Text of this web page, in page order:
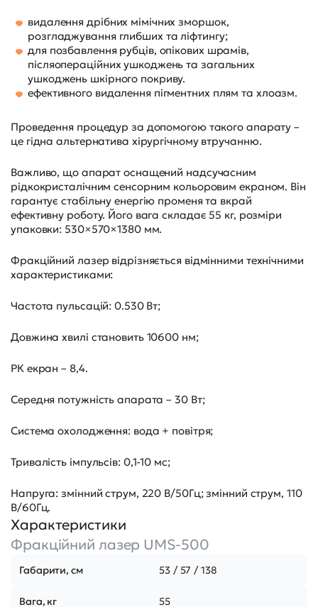
видалення дрібних мімічних зморшок,
розгладжування глибших та ліфтингу;
для позбавлення рубців, опікових шрамів,
післяопераційних ушкоджень та загальних
ушкоджень шкірного покриву.
ефективного видалення пігментних плям та хлоазм.
Проведення процедур за допомогою такого апарату –
це гідна альтернатива хірургічному втручанню.
Важливо, що апарат оснащений надсучасним
рідкокристалічним сенсорним кольоровим екраном. Він
гарантує стабільну енергію променя та вкрай
ефективну роботу. Його вага складає 55 кг, розміри
упаковки: 530×570×1380 мм.
Фракційний лазер відрізняється відмінними технічними
характеристиками:
Частота пульсацій: 0.530 Вт;
Довжина хвилі становить 10600 нм;
РК екран – 8,4.
Середня потужність апарата – 30 Вт;
Система охолодження: вода + повітря;
Тривалість імпульсів: 0,1-10 мс;
Напруга: змінний струм, 220 В/50Гц; змінний струм, 110
В/60Гц.
Характеристики
Фракційний лазер UMS-500
Габарити, см 53 / 57 / 138
Вага, кг 55